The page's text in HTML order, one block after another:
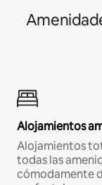
Alojamientos
Alojamientos
todas las
cómodamente